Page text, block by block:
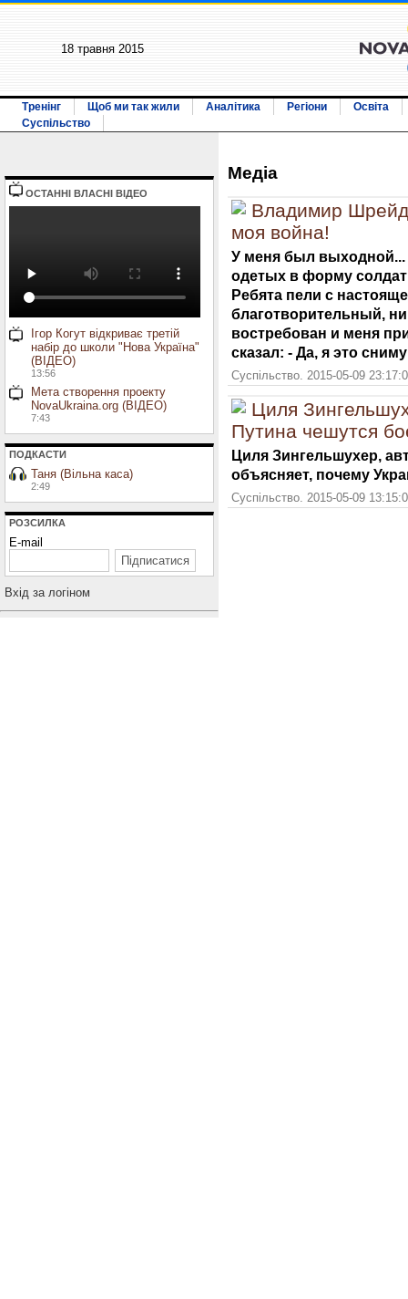
18 травня 2015
Тренінг Щоб ми так жили Аналітика Регіони
Освіта
Суспільство
ОСТАННI ВЛАСНI ВIДЕО
Ігор Когут відкриває третій
набір до школи "Нова Україна"
(ВІДЕО)
13:56
Мета створення проекту
NovaUkraina.org (ВІДЕО)
7:43
ПОДКАСТИ
Таня (Вільна каса)
2:49
РОЗСИЛКА
E-mail
Вхiд за логiном
Медiа
Владимир
моя война!
У меня был выходной...
одетых в форму
Ребята пели с
благотворительный,
востребован и меня
сказал: - Да, я это
Суспільство. 2015-05-09
Циля
Путина чешутся
Циля Зингельшухер,
объясняет, почему
Суспільство. 2015-05-09